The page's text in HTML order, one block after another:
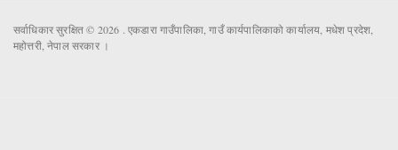
सर्वाधिकार सुरक्षित © 2026 . एकडारा गाउँपालिका, गाउँ कार्यपालिकाको कार्यालय, मधेश प्रदेश,
महोत्तरी, नेपाल सरकार ।